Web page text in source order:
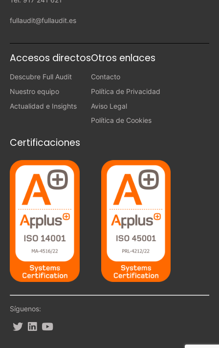
fullaudit@fullaudit.es
Accesos directos
Descubre Full Audit
Nuestro equipo
Actualidad e Insights
Otros enlaces
Contacto
Política de Privacidad
Aviso Legal
Política de Cookies
Certificaciones
Síguenos: